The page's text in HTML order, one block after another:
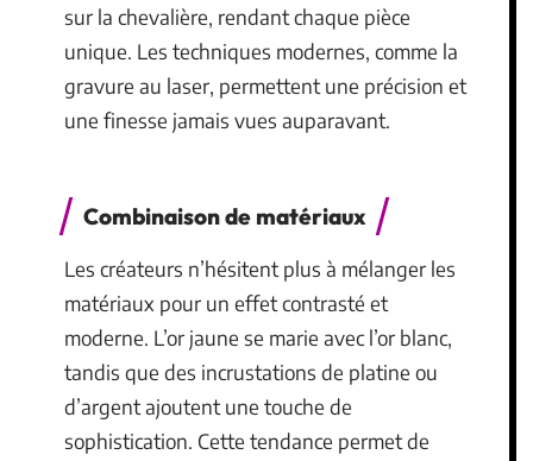
sur la chevalière, rendant chaque pièce
unique. Les techniques modernes, comme la
gravure au laser, permettent une précision et
une finesse jamais vues auparavant.
Combinaison de matériaux
Les créateurs n’hésitent plus à mélanger les
matériaux pour un effet contrasté et
moderne. L’or jaune se marie avec l’or blanc,
tandis que des incrustations de platine ou
d’argent ajoutent une touche de
sophistication. Cette tendance permet de